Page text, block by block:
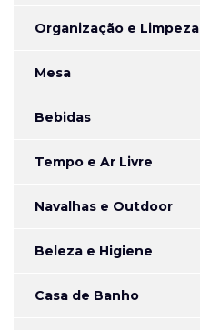
Organização e Limpeza
Mesa
Bebidas
Tempo e Ar Livre
Navalhas e Outdoor
Beleza e Higiene
Casa de Banho